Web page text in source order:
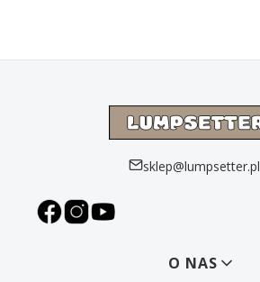
sklep@lumpsetter.pl
O NAS